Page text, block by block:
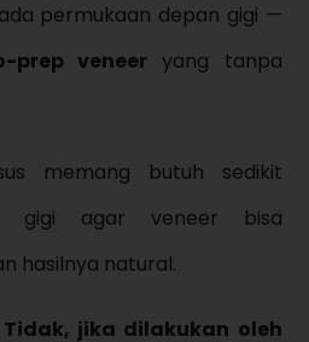
permukaan depan gigi —
prep veneer yang tanpa
memang butuh sedikit
gigi agar veneer bisa
hasilnya natural.
Tidak, jika dilakukan oleh